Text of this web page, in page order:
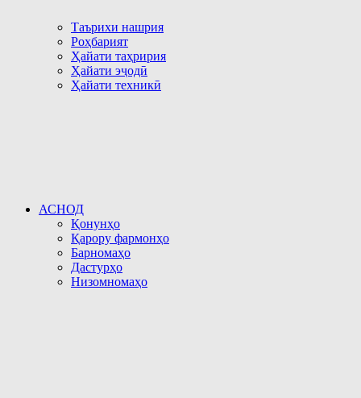
Таърихи нашрия
Роҳбарият
Ҳайати таҳририя
Ҳайати эҷодӣ
Ҳайати техникӣ
АСНОД
Қонунҳо
Қарору фармонҳо
Барномаҳо
Дастурҳо
Низомномаҳо